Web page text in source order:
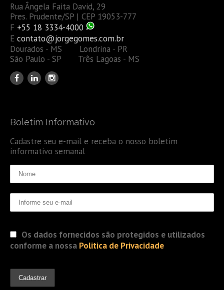
Rua Ângela Faita David, 29
Pres. Prudente/SP | CEP 19053-777
F +55 18 3334-4000
E contato@jorgegomes.com.br
Dourados - MS Londrina - PR
São Paulo - SP Três Lagoas - MS
Boletim Informativo
Cadastre seu e-mail e receba o nosso boletim
informativo semanal
Os dados fornecidos são protegidos e utilizados
conforme a nossa Politica de Privacidade